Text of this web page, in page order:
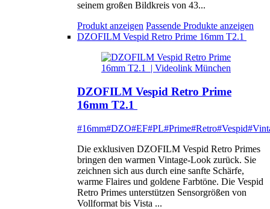
seinem großen Bildkreis von 43...
Produkt anzeigen Passende Produkte anzeigen
DZOFILM Vespid Retro Prime 16mm T2.1
DZOFILM Vespid Retro Prime
16mm T2.1
#16mm#DZO#EF#PL#Prime#Retro#Vespid
Die exklusiven DZOFILM Vespid Retro Primes
bringen den warmen Vintage-Look zurück. Sie
zeichnen sich aus durch eine sanfte Schärfe,
warme Flaires und goldene Farbtöne. Die Vespid
Retro Primes unterstützen Sensorgrößen von
Vollformat bis Vista ...